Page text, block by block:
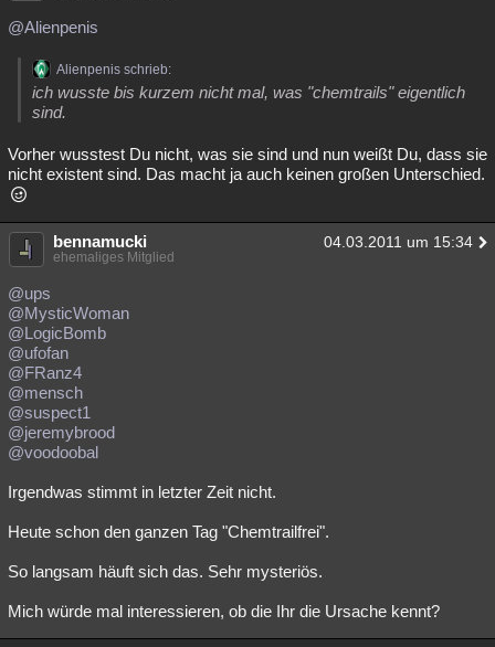
@Alienpenis
Alienpenis schrieb:
ich wusste bis kurzem nicht mal, was "chemtrails" eigentlich
sind.
Vorher wusstest Du nicht, was sie sind und nun weißt Du, dass sie
nicht existent sind. Das macht ja auch keinen großen Unterschied.
bennamucki 04.03.2011 um 15:34
ehemaliges Mitglied
@ups
@MysticWoman
@LogicBomb
@ufofan
@FRanz4
@mensch
@suspect1
@jeremybrood
@voodoobal
Irgendwas stimmt in letzter Zeit nicht.
Heute schon den ganzen Tag "Chemtrailfrei".
So langsam häuft sich das. Sehr mysteriös.
Mich würde mal interessieren, ob die Ihr die Ursache kennt?